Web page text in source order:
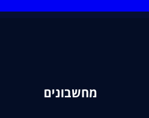
מחשבונים